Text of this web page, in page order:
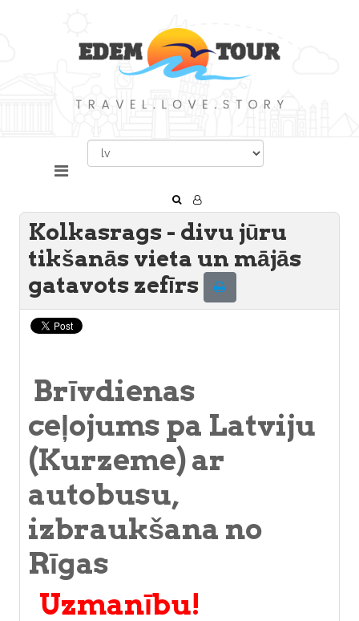
Kolkasrags - divu jūru
tikšanās vieta un mājās
gatavots zefīrs
Brīvdienas
ceļojums pa Latviju
(Kurzeme) ar
autobusu,
izbraukšana no
Rīgas
Uzmanību!